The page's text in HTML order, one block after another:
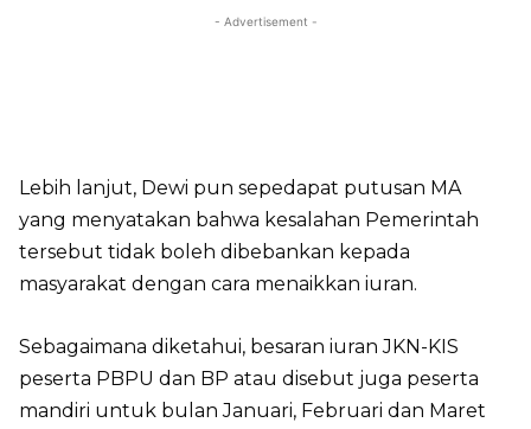
- Advertisement -
Lebih lanjut, Dewi pun sepedapat putusan MA
yang menyatakan bahwa kesalahan Pemerintah
tersebut tidak boleh dibebankan kepada
masyarakat dengan cara menaikkan iuran.
Sebagaimana diketahui, besaran iuran JKN-KIS
peserta PBPU dan BP atau disebut juga peserta
mandiri untuk bulan Januari, Februari dan Maret